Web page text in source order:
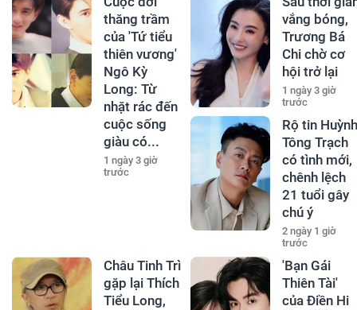
thăng trầm
của 'Tứ tiểu
thiên vương'
Ngô Kỳ
Long: Từ
nhặt rác đến
cuộc sống
giàu có...
1 ngày 3 giờ
trước
vắng bóng,
Trương Bá
Chi chờ cơ
hội trở lại
1 ngày 3 giờ
trước
Rộ tin Huỳnh
Tông Trạch
có tình mới,
chênh lệch
21 tuổi gây
chú ý
2 ngày 1 giờ
trước
Châu Tinh Trì
gặp lại Thích
Tiểu Long,
'Bạn Gái
Thiên Tài'
của Điền Hi